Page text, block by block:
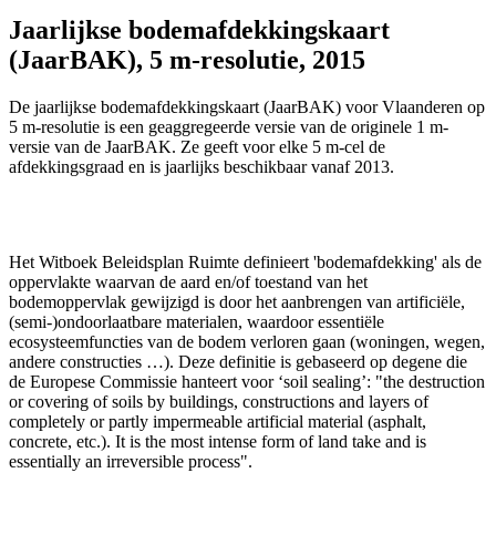
Jaarlijkse bodemafdekkingskaart
(JaarBAK), 5 m-resolutie, 2015
De jaarlijkse bodemafdekkingskaart (JaarBAK) voor Vlaanderen op
5 m-resolutie is een geaggregeerde versie van de originele 1 m-
versie van de JaarBAK. Ze geeft voor elke 5 m-cel de
afdekkingsgraad en is jaarlijks beschikbaar vanaf 2013.
Het Witboek Beleidsplan Ruimte definieert 'bodemafdekking' als de
oppervlakte waarvan de aard en/of toestand van het
bodemoppervlak gewijzigd is door het aanbrengen van artificiële,
(semi-)ondoorlaatbare materialen, waardoor essentiële
ecosysteemfuncties van de bodem verloren gaan (woningen, wegen,
andere constructies …). Deze definitie is gebaseerd op degene die
de Europese Commissie hanteert voor ‘soil sealing’: "the destruction
or covering of soils by buildings, constructions and layers of
completely or partly impermeable artificial material (asphalt,
concrete, etc.). It is the most intense form of land take and is
essentially an irreversible process".